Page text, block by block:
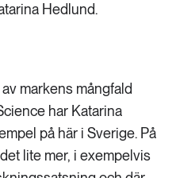
Hedlund.
markens mångfald
har Katarina
på här i Sverige. På
lite mer, i exempelvis